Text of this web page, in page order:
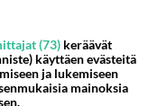
(73) keräävät
käyttäen evästeitä
ja lukemiseen
mainoksia